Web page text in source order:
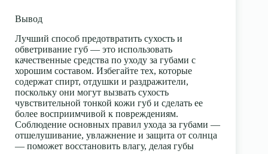
Вывод
Лучший способ предотвратить сухость и
обветривание губ — это использовать
качественные средства по уходу за губами с
хорошим составом. Избегайте тех, которые
содержат спирт, отдушки и раздражители,
поскольку они могут вызвать сухость
чувствительной тонкой кожи губ и сделать ее
более восприимчивой к повреждениям.
Соблюдение основных правил ухода за губами —
отшелушивание, увлажнение и защита от солнца
— поможет восстановить влагу, делая губы